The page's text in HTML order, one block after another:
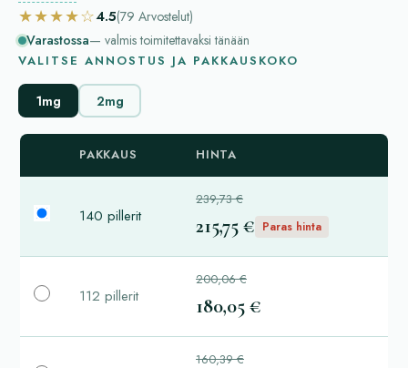
★★★★☆4.5(79 Arvostelut)
Varastossa— valmis toimitettavaksi tänään
VALITSE ANNOSTUS JA PAKKAUSKOKO
1mg 2mg
PAKKAUS HINTA
140 pillerit
239,73 €
215,75 € Paras hinta
112 pillerit
200,06 €
180,05 €
160,39 €